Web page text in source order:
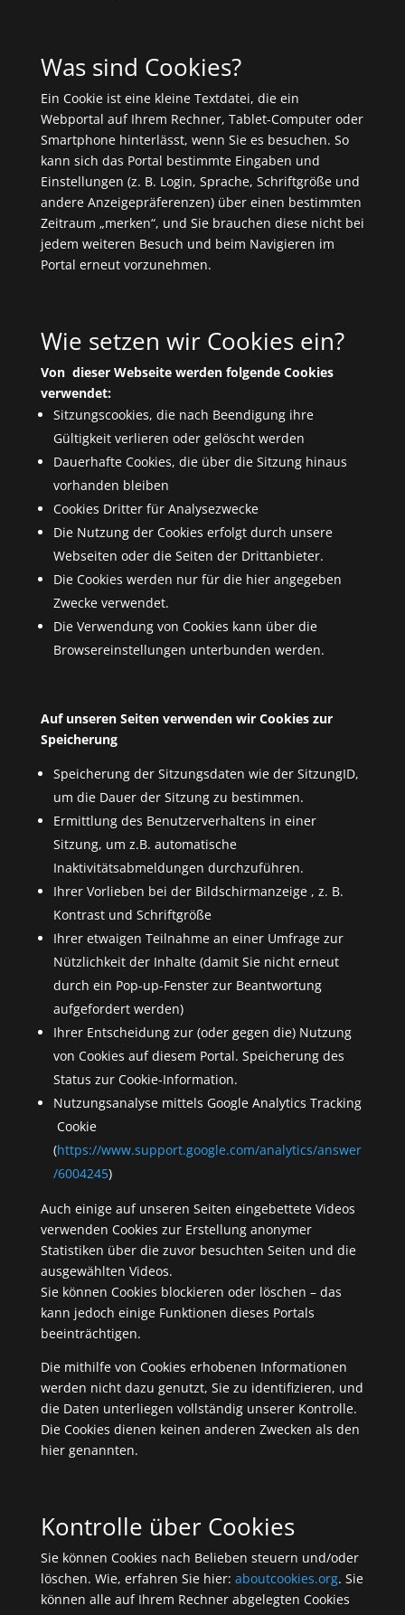
Was sind Cookies?
Ein Cookie ist eine kleine Textdatei, die ein
Webportal auf Ihrem Rechner, Tablet-Computer oder
Smartphone hinterlässt, wenn Sie es besuchen. So
kann sich das Portal bestimmte Eingaben und
Einstellungen (z. B. Login, Sprache, Schriftgröße und
andere Anzeigepräferenzen) über einen bestimmten
Zeitraum „merken“, und Sie brauchen diese nicht bei
jedem weiteren Besuch und beim Navigieren im
Portal erneut vorzunehmen.
Wie setzen wir Cookies ein?
Von dieser Webseite werden folgende Cookies
verwendet:
Sitzungscookies, die nach Beendigung ihre
Gültigkeit verlieren oder gelöscht werden
Dauerhafte Cookies, die über die Sitzung hinaus
vorhanden bleiben
Cookies Dritter für Analysezwecke
Die Nutzung der Cookies erfolgt durch unsere
Webseiten oder die Seiten der Drittanbieter.
Die Cookies werden nur für die hier angegeben
Zwecke verwendet.
Die Verwendung von Cookies kann über die
Browsereinstellungen unterbunden werden.
Auf unseren Seiten verwenden wir Cookies zur
Speicherung
Speicherung der Sitzungsdaten wie der SitzungID,
um die Dauer der Sitzung zu bestimmen.
Ermittlung des Benutzerverhaltens in einer
Sitzung, um z.B. automatische
Inaktivitätsabmeldungen durchzuführen.
Ihrer Vorlieben bei der Bildschirmanzeige , z. B.
Kontrast und Schriftgröße
Ihrer etwaigen Teilnahme an einer Umfrage zur
Nützlichkeit der Inhalte (damit Sie nicht erneut
durch ein Pop-up-Fenster zur Beantwortung
aufgefordert werden)
Ihrer Entscheidung zur (oder gegen die) Nutzung
von Cookies auf diesem Portal. Speicherung des
Status zur Cookie-Information.
Nutzungsanalyse mittels Google Analytics Tracking
Cookie
(https://www.support.google.com/analytics/answer
/6004245)
Auch einige auf unseren Seiten eingebettete Videos
verwenden Cookies zur Erstellung anonymer
Statistiken über die zuvor besuchten Seiten und die
ausgewählten Videos.
Sie können Cookies blockieren oder löschen – das
kann jedoch einige Funktionen dieses Portals
beeinträchtigen.
Die mithilfe von Cookies erhobenen Informationen
werden nicht dazu genutzt, Sie zu identifizieren, und
die Daten unterliegen vollständig unserer Kontrolle.
Die Cookies dienen keinen anderen Zwecken als den
hier genannten.
Kontrolle über Cookies
Sie können Cookies nach Belieben steuern und/oder
löschen. Wie, erfahren Sie hier: aboutcookies.org. Sie
können alle auf Ihrem Rechner abgelegten Cookies